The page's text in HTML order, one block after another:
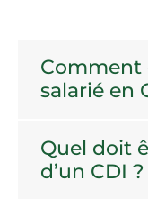
Comment
salarié en
Quel doit
d’un CDI ?